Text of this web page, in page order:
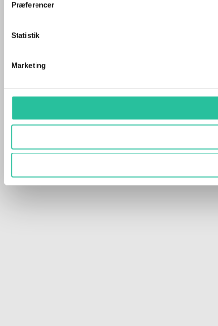
Præferencer
Statistik
Marketing